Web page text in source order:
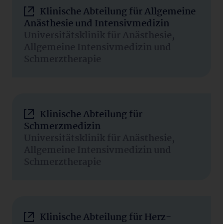
Klinische Abteilung für Allgemeine
Anästhesie und Intensivmedizin
Universitätsklinik für Anästhesie,
Allgemeine Intensivmedizin und
Schmerztherapie
Klinische Abteilung für
Schmerzmedizin
Universitätsklinik für Anästhesie,
Allgemeine Intensivmedizin und
Schmerztherapie
Klinische Abteilung für Herz-